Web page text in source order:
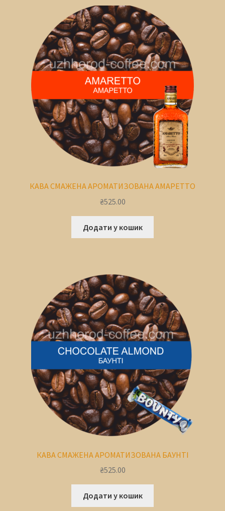
КАВА СМАЖЕНА АРОМАТИЗОВАНА АМАРЕТТО
₴525.00
Додати у кошик
КАВА СМАЖЕНА АРОМАТИЗОВАНА БАУНТІ
₴525.00
Додати у кошик